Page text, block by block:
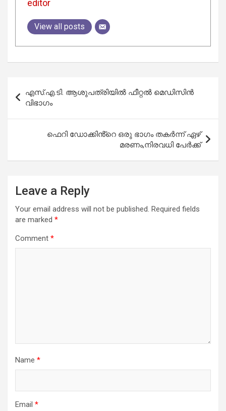
editor
View all posts
navigation
എസ്.എ.ടി. ആശുപത്രിയില്‍ ഫീറ്റല്‍ മെഡിസിന്‍
വിഭാഗം
ഫെറി ഡോക്കിൻ്റെ ഒരു ഭാഗം തകർന്ന് ഏഴ്
മരണം,നിരവധി പേർക്ക്
Leave a Reply
Your email address will not be published. Required fields
are marked *
Comment *
Name *
Email *